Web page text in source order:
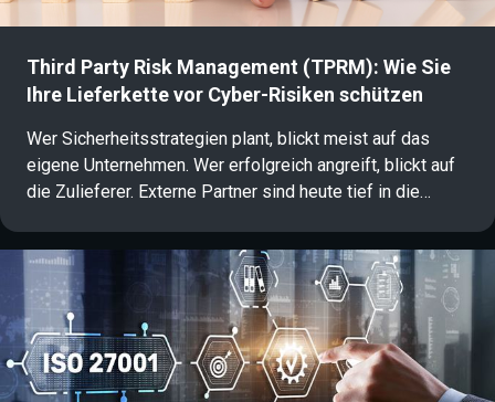
Third Party Risk Management (TPRM): Wie Sie
Ihre Lieferkette vor Cyber-Risiken schützen
Wer Sicherheitsstrategien plant, blickt meist auf das
eigene Unternehmen. Wer erfolgreich angreift, blickt auf
die Zulieferer. Externe Partner sind heute tief in die
schafft Angriffsflächen, die klassische Konzepte oft
übersehen: Ein Großteil erfolgreicher Cyberangriffe
erfolgt über die Lieferkette. Ein aktives Third Party Risk
Management (TPRM) sichert diese Schwachstelle und
stärkt die operative Resilienz.